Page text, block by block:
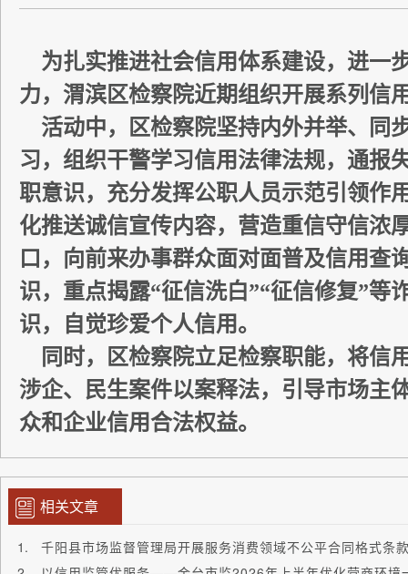
为扎实推进社会信用体系建设，进一
力，渭滨区检察院近期组织开展系列信
活动中，区检察院坚持内外并举、同
习，组织干警学习信用法律法规，通报
职意识，充分发挥公职人员示范引领作
化推送诚信宣传内容，营造重信守信浓
口，向前来办事群众面对面普及信用查
识，重点揭露“征信洗白”“征信修复”等
识，自觉珍爱个人信用。
同时，区检察院立足检察职能，将信
涉企、民生案件以案释法，引导市场主
众和企业信用合法权益。
相关文章
千阳县市场监督管理局开展服务消费领域不公平合同格式条